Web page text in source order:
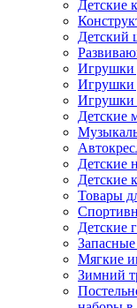
Детские
Детский
Игрушки
Игрушки
Игрушки
Детские
Детские
Детские
Товары
Детские
Запасные
Мягкие
Зимний